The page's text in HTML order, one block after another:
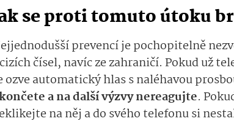
se proti tomuto útoku
prevencí je pochopitelně
čísel, navíc ze zahraničí. Pokud už
ozve automatický hlas s naléhavou
a na další výzvy nereagujte.
na něj a do svého telefonu si